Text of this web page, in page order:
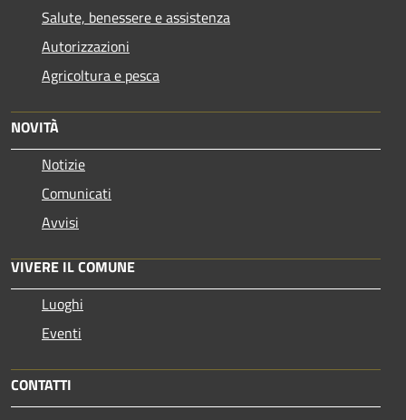
Salute, benessere e assistenza
Autorizzazioni
Agricoltura e pesca
NOVITÀ
Notizie
Comunicati
Avvisi
VIVERE IL COMUNE
Luoghi
Eventi
CONTATTI